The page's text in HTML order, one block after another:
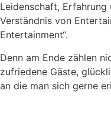
Leidenschaft, Erfahrung
Verständnis von
Entertainment“.
Denn am Ende zählen
zufriedene Gäste,
an die man sich gerne